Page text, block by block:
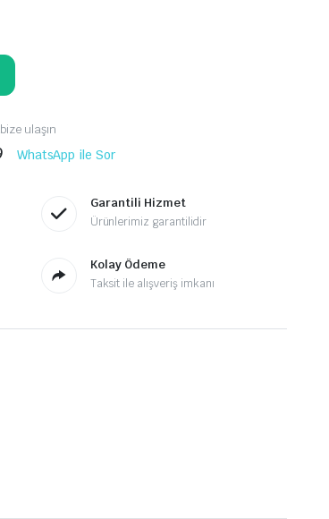
ulaşın
WhatsApp ile Sor
Garantili Hizmet
Ürünlerimiz garantilidir
Kolay Ödeme
Taksit ile alışveriş imkanı